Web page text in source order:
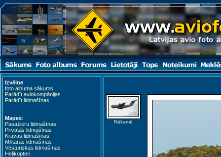
Izvēlne:
foto albuma sākums
Parādīt aviokompānijas
Parādīt lidmašīnas
Mapes:
Pasažieru lidmašīnas
Privātās lidmašīnas
Kravas lidmašīnas
Militārās lidmašīnas
Vēsturiskas lidmašīnas
Helikopteri
Nākamā